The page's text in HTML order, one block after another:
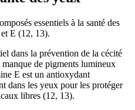
essentiels à la santé des
E (12, 13).
dans la prévention de la cécité
de pigments lumineux
E est un antioxydant
dans les yeux pour les protéger
libres (12, 13).